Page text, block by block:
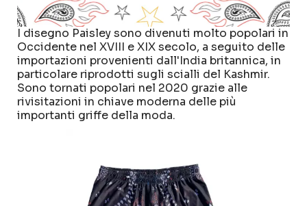
I disegno Paisley sono divenuti molto popolari in
Occidente nel XVIII e XIX secolo, a seguito delle
importazioni provenienti dall'India britannica, in
particolare riprodotti sugli scialli del Kashmir.
Sono tornati popolari nel 2020 grazie alle
rivisitazioni in chiave moderna delle più
importanti griffe della moda.